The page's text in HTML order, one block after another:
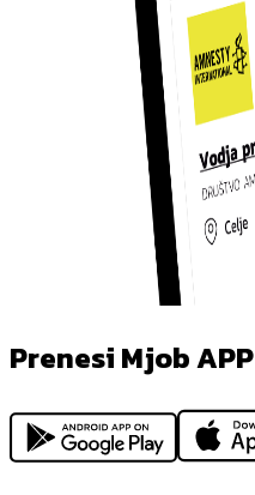
Prenesi Mjob APP